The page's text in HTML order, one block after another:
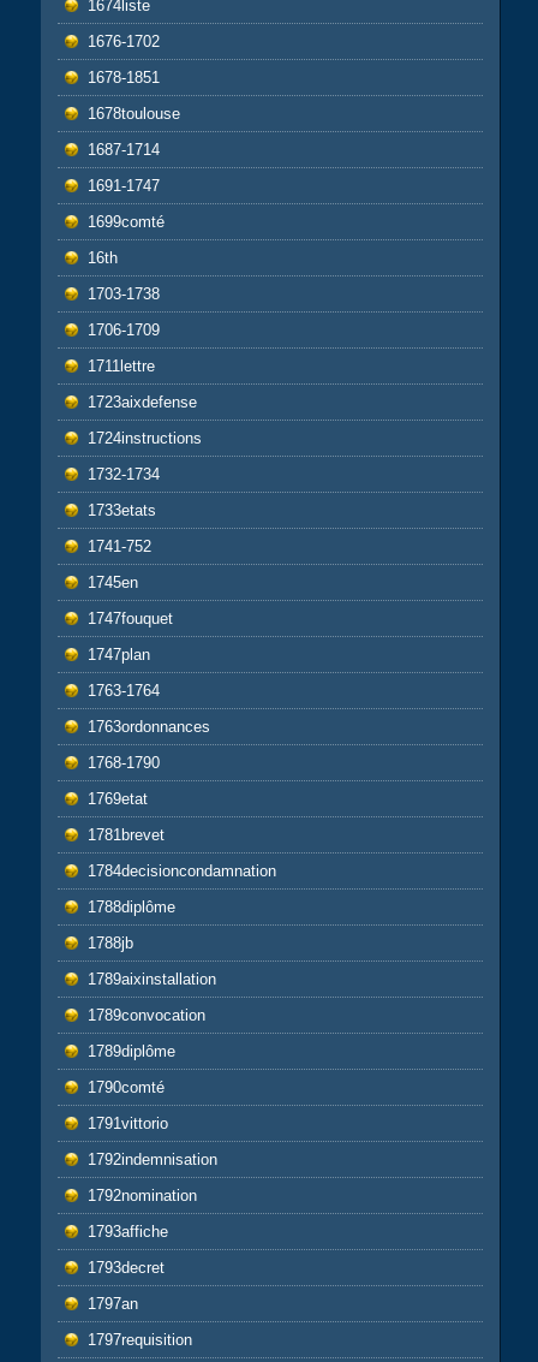
1674liste
1676-1702
1678-1851
1678toulouse
1687-1714
1691-1747
1699comté
16th
1703-1738
1706-1709
1711lettre
1723aixdefense
1724instructions
1732-1734
1733etats
1741-752
1745en
1747fouquet
1747plan
1763-1764
1763ordonnances
1768-1790
1769etat
1781brevet
1784decisioncondamnation
1788diplôme
1788jb
1789aixinstallation
1789convocation
1789diplôme
1790comté
1791vittorio
1792indemnisation
1792nomination
1793affiche
1793decret
1797an
1797requisition